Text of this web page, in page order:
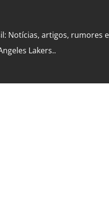
Notícias, artigos, rumores e
Lakers..